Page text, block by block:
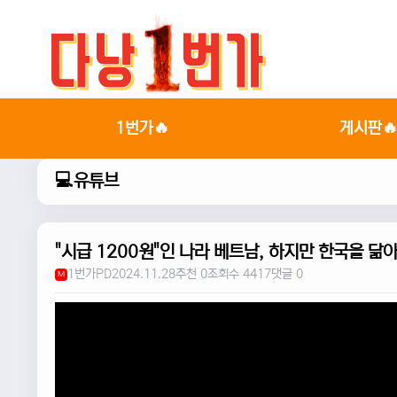
1번가🔥 게시판🔥
💻유튜브
"시급 1200원"인 나라 베트남, 하지만 한국을 닮
M 1번가PD2024.11.28추천 0조회수 4417댓글 0